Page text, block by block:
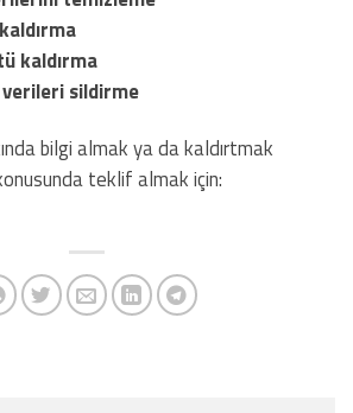
kaldırma
verileri sildirme
bilgi almak ya da kaldırtmak
teklif almak için: